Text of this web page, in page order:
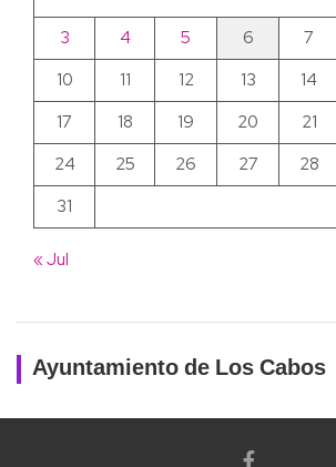
3
4 5 6 7
10
11 12 13 14
17
18 19 20 21
24
25 26 27 28
31
« Jul
Ayuntamiento de Los Cabos